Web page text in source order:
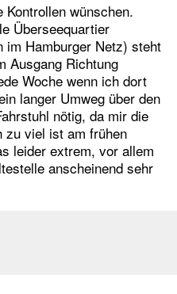
wünschen.
Überseequartier
im Hamburger Netz) steht
Ausgang Richtung
Woche wenn ich dort
langer Umweg über den
nötig, da mir die
zu viel ist am frühen
leider extrem, vor allem
anscheinend sehr